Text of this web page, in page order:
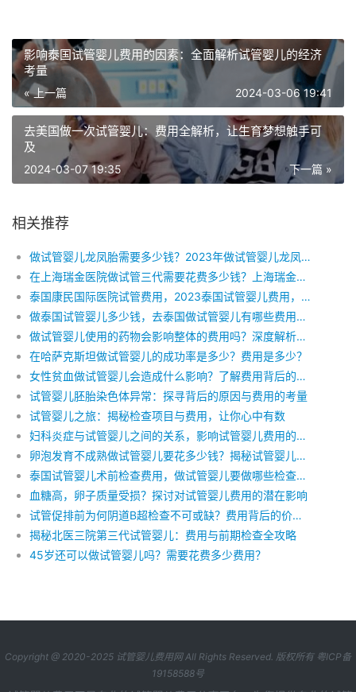
影响泰国试管婴儿费用的因素：全面解析试管婴儿的经济
考量
« 上一篇 2024-03-06 19:41
去美国做一次试管婴儿：费用全解析，让生育梦想触手可
及
下一篇 »
2024-03-07 19:35
相关推荐
做试管婴儿龙凤胎需要多少钱？2023年做试管婴儿龙凤胎具体收费有哪些？
在上海瑞金医院做试管三代需要花费多少钱？上海瑞金做试管的费用明细是怎么样的
泰国康民国际医院试管费用，2023泰国试管婴儿费用，去泰国做试管婴儿费用高吗
做泰国试管婴儿多少钱，去泰国做试管婴儿有哪些费用，泰国试管婴儿可以包成功吗
做试管婴儿使用的药物会影响整体的费用吗？深度解析试管婴儿的费用构成
在哈萨克斯坦做试管婴儿的成功率是多少？费用是多少？
女性贫血做试管婴儿会造成什么影响？了解费用背后的健康考量
试管婴儿胚胎染色体异常：探寻背后的原因与费用的考量
试管婴儿之旅：揭秘检查项目与费用，让你心中有数
妇科炎症与试管婴儿之间的关系，影响试管婴儿费用的因素有哪些
卵泡发育不成熟做试管婴儿要花多少钱？揭秘试管婴儿的费用之谜
泰国试管婴儿术前检查费用，做试管婴儿要做哪些检查，去泰国做试管婴儿有哪些费用、
血糖高，卵子质量受损？探讨对试管婴儿费用的潜在影响
试管促排前为何阴道B超检查不可或缺？费用背后的价值解读
揭秘北医三院第三代试管婴儿：费用与前期检查全攻略
45岁还可以做试管婴儿吗？需要花费多少费用？
Copyright @ 2020-2025 试管婴儿费用网All Rights Reserved. 版权所有 粤ICP备
19158588号